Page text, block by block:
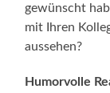
gewünscht
mit Ihren
aussehen?
Humorvolle